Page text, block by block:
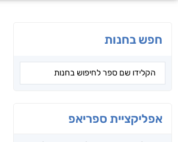
חפש בחנות
אפליקציית ספריאפ